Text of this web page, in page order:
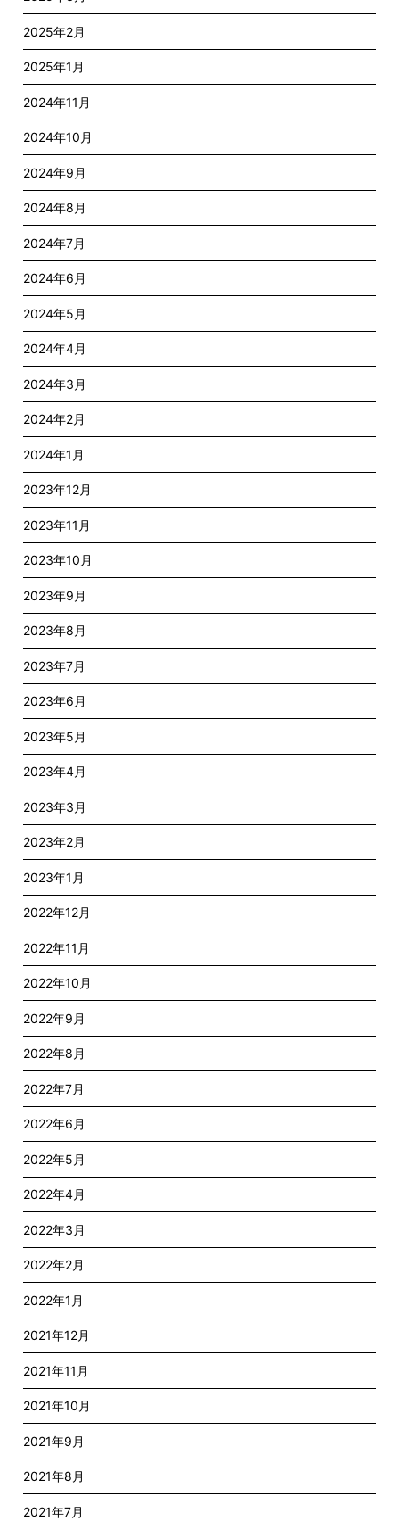
2025年2月
2025年1月
2024年11月
2024年10月
2024年9月
2024年8月
2024年7月
2024年6月
2024年5月
2024年4月
2024年3月
2024年2月
2024年1月
2023年12月
2023年11月
2023年10月
2023年9月
2023年8月
2023年7月
2023年6月
2023年5月
2023年4月
2023年3月
2023年2月
2023年1月
2022年12月
2022年11月
2022年10月
2022年9月
2022年8月
2022年7月
2022年6月
2022年5月
2022年4月
2022年3月
2022年2月
2022年1月
2021年12月
2021年11月
2021年10月
2021年9月
2021年8月
2021年7月